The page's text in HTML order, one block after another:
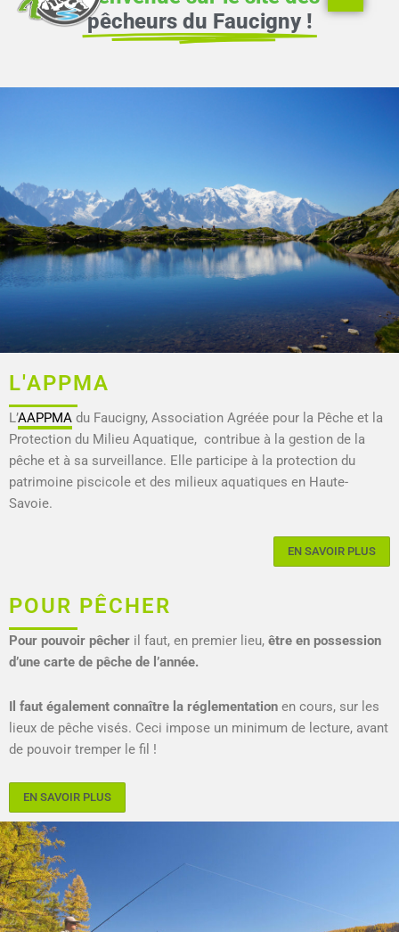
pêchepêcheurs du Faucigny !
L'APPMA
L’AAPPMA du Faucigny, Association Agréée pour la Pêche et la
Protection du Milieu Aquatique, contribue à la gestion de la
pêche et à sa surveillance. Elle participe à la protection du
patrimoine piscicole et des milieux aquatiques en Haute-
Savoie.
EN SAVOIR PLUS
POUR PÊCHER
Pour pouvoir pêcher il faut, en premier lieu, être en possession
d’une carte de pêche de l’année.
Il faut également connaître la réglementation en cours, sur les
lieux de pêche visés. Ceci impose un minimum de lecture, avant
de pouvoir tremper le fil !
EN SAVOIR PLUS